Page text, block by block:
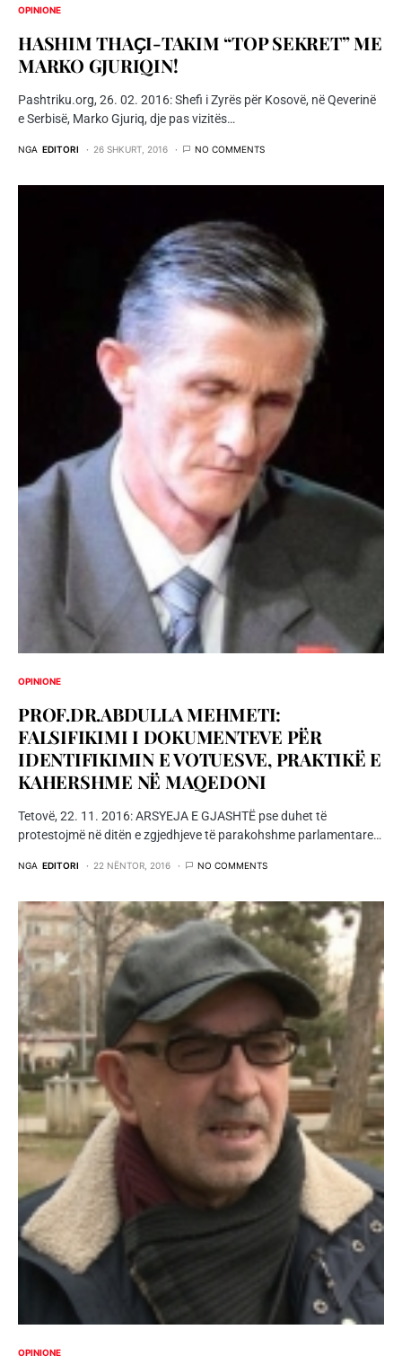
OPINIONE
HASHIM THAҪI-TAKIM “TOP SEKRET” ME
MARKO GJURIQIN!
Pashtriku.org, 26. 02. 2016: Shefi i Zyrës për Kosovë, në Qeverinë
e Serbisë, Marko Gjuriq, dje pas vizitës…
NGA EDITORI 26 SHKURT, 2016 NO COMMENTS
OPINIONE
PROF.DR.ABDULLA MEHMETI:
FALSIFIKIMI I DOKUMENTEVE PËR
IDENTIFIKIMIN E VOTUESVE, PRAKTIKË E
KAHERSHME NË MAQEDONI
Tetovë, 22. 11. 2016: ARSYEJA E GJASHTË pse duhet të
protestojmë në ditën e zgjedhjeve të parakohshme parlamentare…
NGA EDITORI 22 NËNTOR, 2016 NO COMMENTS
OPINIONE